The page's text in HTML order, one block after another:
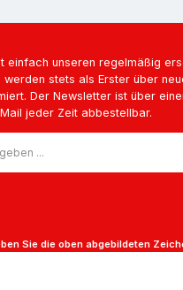
einfach unseren regelmäßig
werden stets als Erster über
Der Newsletter ist über
jeder Zeit abbestellbar.
Sie die oben abgebildeten